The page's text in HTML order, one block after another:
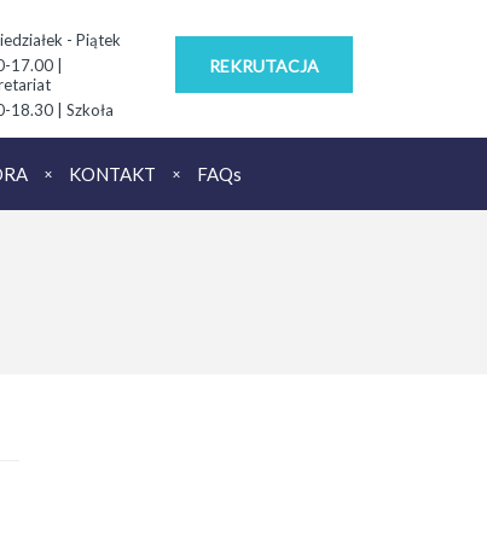
- Piątek
17.00 |
18.30 | Szkoła
REKRUTACJA
KONTAKT FAQs